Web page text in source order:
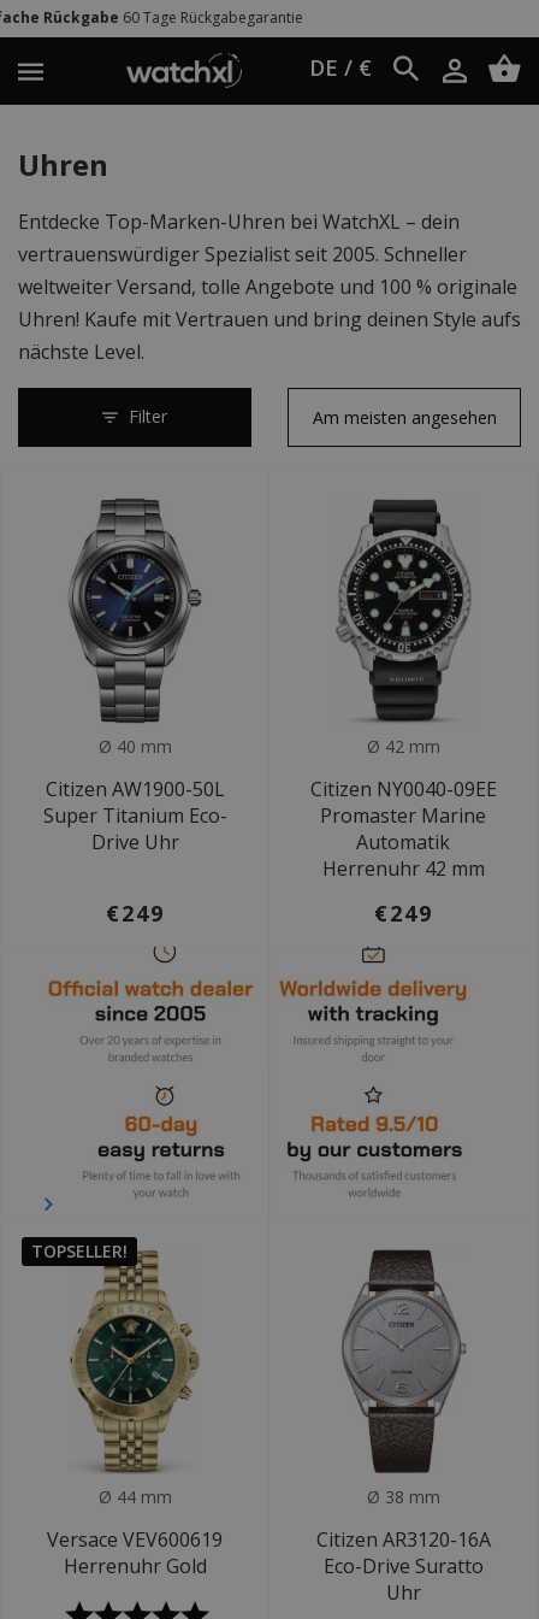
DE / €
Uhren
Entdecke Top-Marken-Uhren bei WatchXL – dein
vertrauenswürdiger Spezialist seit 2005. Schneller
weltweiter Versand, tolle Angebote und 100 % originale
Uhren! Kaufe mit Vertrauen und bring deinen Style aufs
nächste Level.
Filter
Ø 40 mm
Citizen AW1900-50L
Super Titanium Eco-
Drive Uhr
€249
Ø 42 mm
Citizen NY0040-09EE
Promaster Marine
Automatik
Herrenuhr 42 mm
€249
TOPSELLER!
Ø 44 mm
Versace VEV600619
Herrenuhr Gold
Ø 38 mm
Citizen AR3120-16A
Eco-Drive Suratto
Uhr